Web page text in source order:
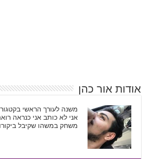
אודות אור כהן
משנה לעורך הראשי
אני לא כותב אני כנראה
משחק במשהו שקיבל